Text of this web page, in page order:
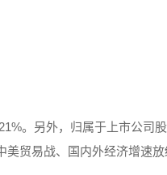
。另外，归属于上市公司
美贸易战、国内外经济增速